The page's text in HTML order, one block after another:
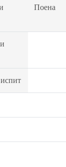
Поена